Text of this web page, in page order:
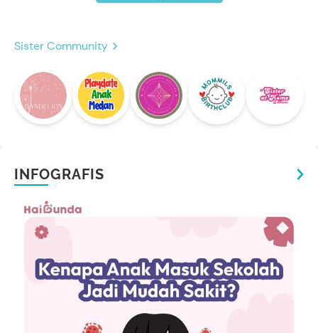
Sister Community
INFOGRAFIS